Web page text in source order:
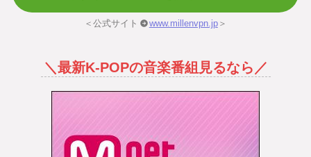
＜公式サイト www.millenvpn.jp＞
＼最新K-POPの音楽番組見るなら／